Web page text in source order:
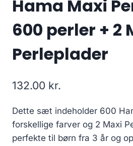
Hama Maxi
600 perler + 2
Perleplader
132.00 kr.
Dette sæt indeholder 600
forskellige farver og 2 Maxi
perfekte til børn fra 3 år og